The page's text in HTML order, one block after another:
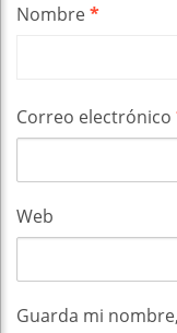
Nombre*
Correo electrónico
Web
Guarda mi